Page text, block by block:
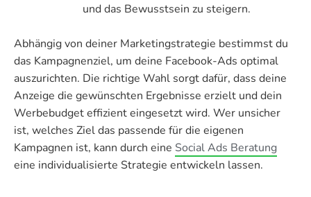
und das Bewusstsein zu steigern.
Abhängig von deiner Marketingstrategie bestimmst du
das Kampagnenziel, um deine Facebook-Ads optimal
auszurichten. Die richtige Wahl sorgt dafür, dass deine
Anzeige die gewünschten Ergebnisse erzielt und dein
Werbebudget effizient eingesetzt wird. Wer unsicher
ist, welches Ziel das passende für die eigenen
Kampagnen ist, kann durch eine Social Ads Beratung
eine individualisierte Strategie entwickeln lassen.